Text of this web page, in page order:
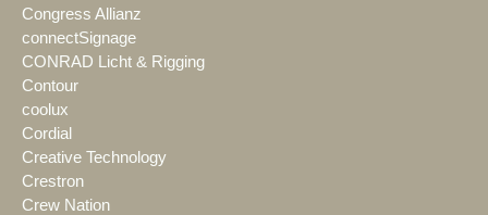
Congress Allianz
connectSignage
CONRAD Licht & Rigging
Contour
coolux
Cordial
Creative Technology
Crestron
Crew Nation